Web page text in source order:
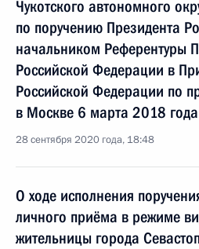
Чукотского автономного
по поручению Президента
начальником Референтуры
Российской Федерации в
Российской Федерации по
в Москве 6 марта 2018 года
28 сентября 2020 года, 18:48
О ходе исполнения
личного приёма в режиме
жительницы города